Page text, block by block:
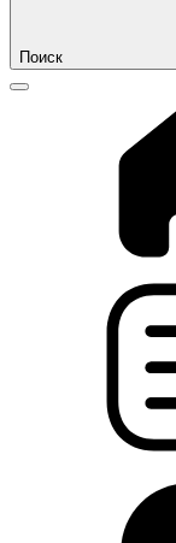
Поиск